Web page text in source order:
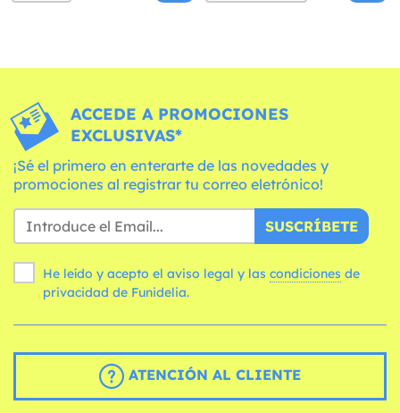
ACCEDE A PROMOCIONES
EXCLUSIVAS*
¡Sé el primero en enterarte de las novedades y
promociones al registrar tu correo eletrónico!
SUSCRÍBETE
He leído y acepto el aviso legal y las condiciones
privacidad de Funidelia.
ATENCIÓN AL CLIENTE